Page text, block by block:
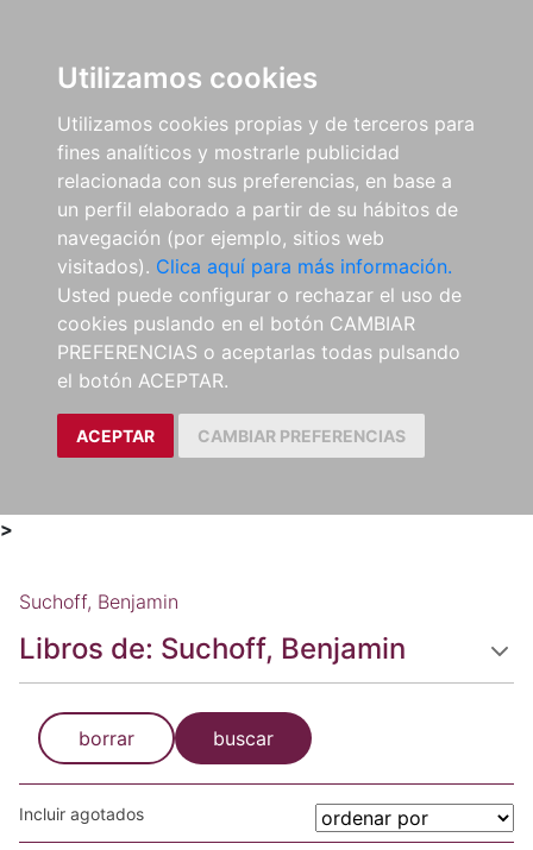
Utilizamos cookies
Utilizamos cookies propias y de terceros para
fines analíticos y mostrarle publicidad
relacionada con sus preferencias, en base a
un perfil elaborado a partir de su hábitos de
navegación (por ejemplo, sitios web
visitados). Clica aquí para más información.
Usted puede configurar o rechazar el uso de
cookies puslando en el botón CAMBIAR
PREFERENCIAS o aceptarlas todas pulsando
el botón ACEPTAR.
ACEPTAR CAMBIAR PREFERENCIAS
>
Suchoff, Benjamin
Libros de: Suchoff, Benjamin
borrar buscar
Incluir agotados